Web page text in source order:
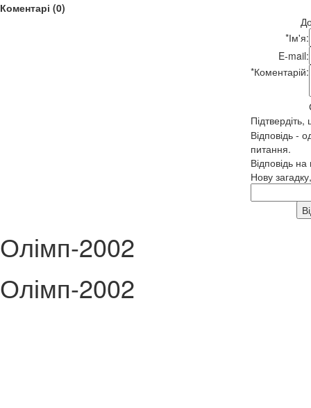
Коментарі (0)
*Ім'я:
E-mail:
*Коментарій:
Відповідь -
питання.
Відповідь
Нову
Олімп-2002
Олімп-2002